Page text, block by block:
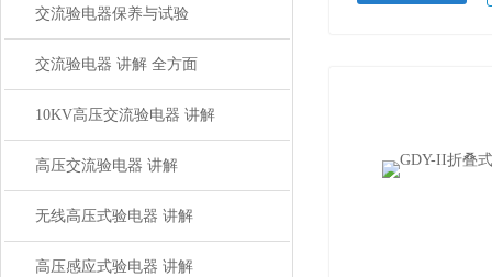
交流验电器保养与试验
交流验电器 讲解 全方面
10KV高压交流验电器 讲解
高压交流验电器 讲解
无线高压式验电器 讲解
高压感应式验电器 讲解